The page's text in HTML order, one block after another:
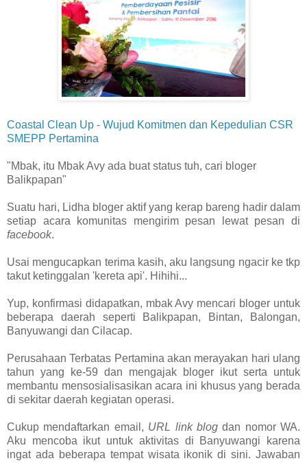
Coastal Clean Up - Wujud Komitmen dan Kepedulian CSR
SMEPP Pertamina
"Mbak, itu Mbak Avy ada buat status tuh, cari bloger
Balikpapan"
Suatu hari, Lidha bloger aktif yang kerap bareng hadir dalam
setiap acara komunitas mengirim pesan lewat pesan di
facebook.
Usai mengucapkan terima kasih, aku langsung ngacir ke tkp
takut ketinggalan 'kereta api'. Hihihi...
Yup, konfirmasi didapatkan, mbak Avy mencari bloger untuk
beberapa daerah seperti Balikpapan, Bintan, Balongan,
Banyuwangi dan Cilacap.
Perusahaan Terbatas Pertamina akan merayakan hari ulang
tahun yang ke-59 dan mengajak bloger ikut serta untuk
membantu mensosialisasikan acara ini khusus yang berada
di sekitar daerah kegiatan operasi.
Cukup mendaftarkan email, URL link blogdan nomor WA.
Aku mencoba ikut untuk aktivitas di Banyuwangi karena
ingat ada beberapa tempat wisata ikonik di sini. Jawaban